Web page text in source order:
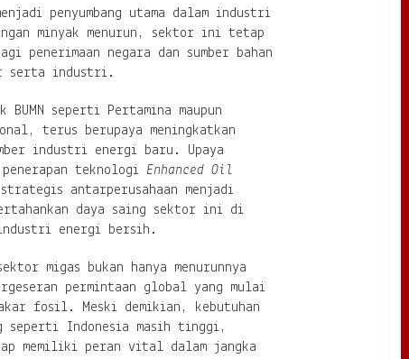
penyumbang utama dalam industri
minyak menurun, sektor ini tetap
penerimaan negara dan sumber bahan
serta industri.
BUMN seperti Pertamina maupun
terus berupaya meningkatkan
industri energi baru. Upaya
teknologi Enhanced Oil
antarperusahaan menjadi
daya saing sektor ini di
energi bersih.
migas bukan hanya menurunnya
permintaan global yang mulai
fosil. Meski demikian, kebutuhan
seperti Indonesia masih tinggi,
memiliki peran vital dalam jangka